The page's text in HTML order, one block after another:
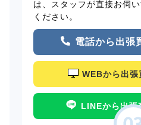
は、スタッフが直接お伺
ください。
電話から出張
WEBから出張
LINEから出張